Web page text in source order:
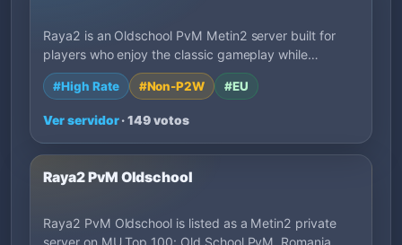
Raya2 is an Oldschool PvM Metin2 server built for
players who enjoy the classic gameplay while…
#High Rate #Non-P2W #EU
Ver servidor· 149 votos
Raya2 PvM Oldschool
Raya2 PvM Oldschool is listed as a Metin2 private
server on MU Top 100: Old School PvM, Romania.